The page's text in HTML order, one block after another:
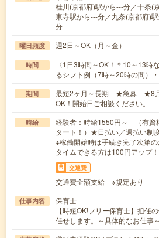
桂川(京都府)駅から---分／十条(
東寺駅から---分／九条(京都府)
分
曜日頻度 週2日～OK（月～金）
時間
〈1日3時間～OK！＊10～13
るシフト例（7時～20時の間）
期間
最短2ヶ月～長期 ★急募 ★8月
OK！開始日ご相談ください。
時給
経験者：時給1550円～ （有資
タート！）★日払い／週払い制
※稼働開始時は手続き完了次第
タイムできる方は100円アップ！
交通費
交通費全額支給 ※規定あり
仕事内容
保育士
【時短OK!フリー保育士】担任
任せします。～具体的なお仕事